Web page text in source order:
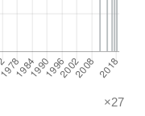
×27